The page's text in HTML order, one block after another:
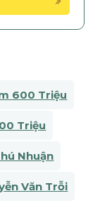
600 Triệu
Triệu
Nhuận
Văn Trỗi